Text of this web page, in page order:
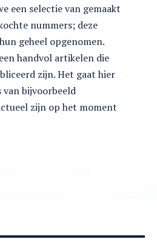
een selectie van gemaakt
nummers; deze
geheel opgenomen.
een handvol artikelen die
zijn. Het gaat hier
van bijvoorbeeld
zijn op het moment